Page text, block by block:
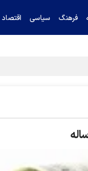
فرهنگ سیاسی اقتصاد
درباره پزشکیان را تکذیب کرد